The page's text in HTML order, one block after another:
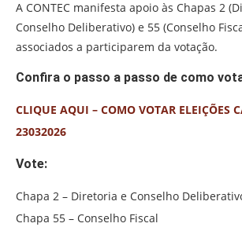
A CONTEC manifesta apoio às Chapas 2
Conselho Deliberativo) e 55 (Conselho
associados a participarem da votação.
Confira o passo a passo de como
CLIQUE AQUI – COMO VOTAR ELEIÇÕES
23032026
Vote:
Chapa 2 – Diretoria e Conselho
Chapa 55 – Conselho Fiscal